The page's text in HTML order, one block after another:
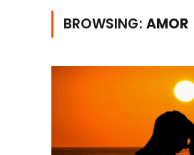
BROWSING: AMOR